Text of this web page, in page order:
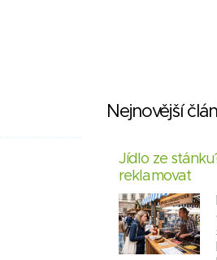
Nejnovější
Jídlo ze
reklamovat